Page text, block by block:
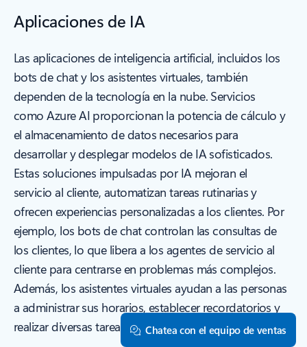
Aplicaciones de IA
Las aplicaciones de inteligencia artificial, incluidos los
bots de chat y los asistentes virtuales, también
dependen de la tecnología en la nube. Servicios
como Azure AI proporcionan la potencia de cálculo y
el almacenamiento de datos necesarios para
desarrollar y desplegar modelos de IA sofisticados.
Estas soluciones impulsadas por IA mejoran el
servicio al cliente, automatizan tareas rutinarias y
ofrecen experiencias personalizadas a los clientes. Por
ejemplo, los bots de chat controlan las consultas de
los clientes, lo que libera a los agentes de servicio al
cliente para centrarse en problemas más complejos.
Además, los asistentes virtuales ayudan a las personas
a administrar sus horarios, establecer recordatorios y
realizar diversas tareas mediante comandos de voz.
Chatea con el equipo de ventas